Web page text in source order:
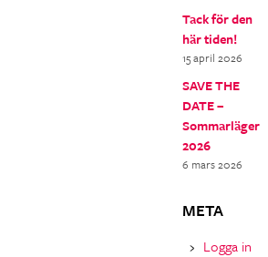
Tack för den
här tiden!
15 april 2026
SAVE THE
DATE –
Sommarläger
2026
6 mars 2026
META
Logga in